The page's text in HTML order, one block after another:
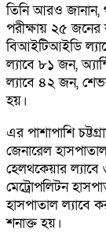
তিনি আরও জানান,
পরীক্ষায় ২৫
বিআইটিআইডি
ল্যাবে ৮১ জন,
ল্যাবে ৪২ জন,
হয়।
এর পাশাপাশি
জেনারেল
হেলথকেয়ার
মেট্রোপলিটন
হাসপাতাল ল্যাবে
শনাক্ত হয়।